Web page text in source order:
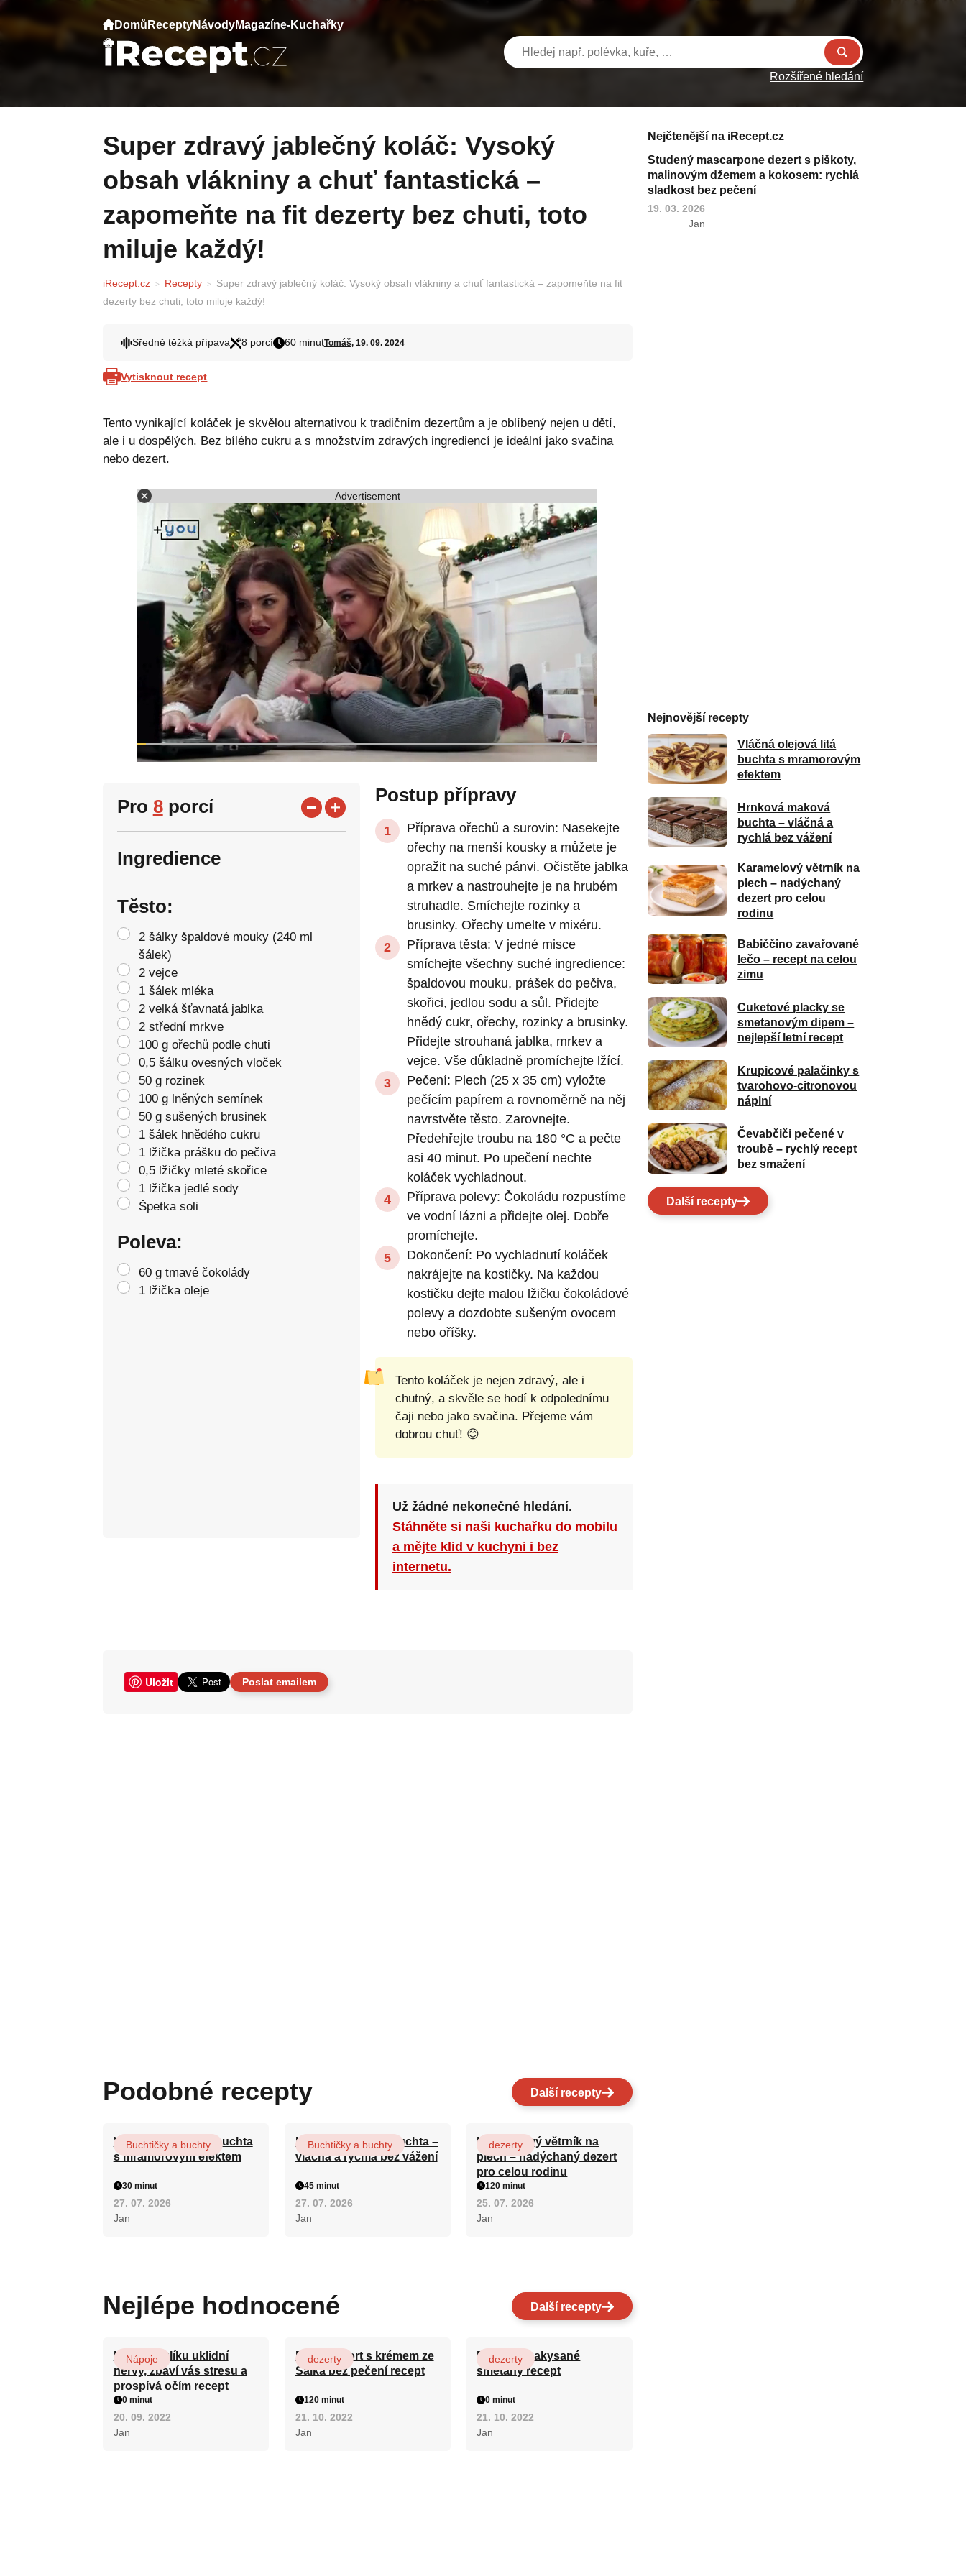
Domů ReceptyNávodyMagazíne-Kuchařky
Rozšířené hledání
Super zdravý jablečný koláč: Vysoký
obsah vlákniny a chuť fantastická –
zapomeňte na fit dezerty bez chuti, toto
miluje každý!
iRecept.cz Recepty
Super zdravý jablečný koláč: Vysoký obsah vlákniny a chuť fantastická – zapomeňte na fit
dezerty bez chuti, toto miluje každý!
Sředně těžká přípava 8 porcí 60 minutTomáš, 19. 09. 2024
Vytisknout recept
Tento vynikající koláček je skvělou alternativou k tradičním dezertům a je oblíbený nejen u dětí,
ale i u dospělých. Bez bílého cukru a s množstvím zdravých ingrediencí je ideální jako svačina
nebo dezert.
Advertisement
Pro 8porcí
Ingredience
Těsto:
2 šálky špaldové mouky (240 ml
šálek)
2 vejce
1 šálek mléka
2 velká šťavnatá jablka
2 střední mrkve
100 g ořechů podle chuti
0,5 šálku ovesných vloček
50 g rozinek
100 g lněných semínek
50 g sušených brusinek
1 šálek hnědého cukru
1 lžička prášku do pečiva
0,5 lžičky mleté skořice
1 lžička jedlé sody
Špetka soli
Poleva:
60 g tmavé čokolády
1 lžička oleje
Postup přípravy
Příprava ořechů a surovin: Nasekejte
ořechy na menší kousky a můžete je
opražit na suché pánvi. Očistěte jablka
a mrkev a nastrouhejte je na hrubém
struhadle. Smíchejte rozinky a
brusinky. Ořechy umelte v mixéru.
Příprava těsta: V jedné misce
smíchejte všechny suché ingredience:
špaldovou mouku, prášek do pečiva,
skořici, jedlou sodu a sůl. Přidejte
hnědý cukr, ořechy, rozinky a brusinky.
Přidejte strouhaná jablka, mrkev a
vejce. Vše důkladně promíchejte lžící.
Pečení: Plech (25 x 35 cm) vyložte
pečícím papírem a rovnoměrně na něj
navrstvěte těsto. Zarovnejte.
Předehřejte troubu na 180 °C a pečte
asi 40 minut. Po upečení nechte
koláček vychladnout.
Příprava polevy: Čokoládu rozpustíme
ve vodní lázni a přidejte olej. Dobře
promíchejte.
Dokončení: Po vychladnutí koláček
nakrájejte na kostičky. Na každou
kostičku dejte malou lžičku čokoládové
polevy a dozdobte sušeným ovocem
nebo oříšky.
Tento koláček je nejen zdravý, ale i
chutný, a skvěle se hodí k odpolednímu
čaji nebo jako svačina. Přejeme vám
dobrou chuť! 😊
Už žádné nekonečné hledání.
Stáhněte si naši kuchařku do mobilu
a mějte klid v kuchyni i bez
internetu.
Uložit Poslat emailem
Podobné recepty Další recepty
Vláčná olejová litá buchta
s mramorovým efektem
Buchtičky a buchty
30 minut
27. 07. 2026
Jan
Hrnková maková buchta –
vláčná a rychlá bez vážení
Buchtičky a buchty
45 minut
27. 07. 2026
Jan
Karamelový větrník na
plech – nadýchaný dezert
pro celou rodinu
dezerty
120 minut
25. 07. 2026
Jan
Nejlépe hodnocené Další recepty
Kořen kozlíku uklidní
nervy, zbaví vás stresu a
prospívá očím recept
Nápoje
0 minut
20. 09. 2022
Jan
Patrový dort s krémem ze
Salka bez pečení recept
dezerty
120 minut
21. 10. 2022
Jan
Fánky ze zakysané
smetany recept
dezerty
0 minut
21. 10. 2022
Jan
Nejčtenější na iRecept.cz
Studený mascarpone dezert s piškoty,
malinovým džemem a kokosem: rychlá
sladkost bez pečení
19. 03. 2026
Jan
Nejnovější recepty
Vláčná olejová litá
buchta s mramorovým
efektem
Hrnková maková
buchta – vláčná a
rychlá bez vážení
Karamelový větrník na
plech – nadýchaný
dezert pro celou
rodinu
Babiččino zavařované
lečo – recept na celou
zimu
Cuketové placky se
smetanovým dipem –
nejlepší letní recept
Krupicové palačinky s
tvarohovo-citronovou
náplní
Čevabčiči pečené v
troubě – rychlý recept
bez smažení
Další recepty